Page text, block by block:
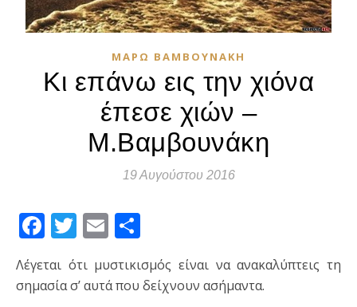
ΜΆΡΩ ΒΑΜΒΟΥΝΆΚΗ
Κι επάνω εις την χιόνα
έπεσε χιών –
Μ.Βαμβουνάκη
19 Αυγούστου 2016
Facebook
Twitter
Email
Λέγεται ότι μυστικισμός είναι να ανακαλύπτεις τη
σημασία σ’ αυτά που δείχνουν ασήμαντα.